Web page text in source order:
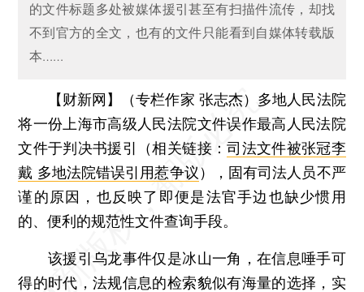
的文件标题多处被媒体援引甚至有扫描件流传，却找
不到官方的全文，也有的文件只能看到自媒体转载版
本……
【财新网】（专栏作家 张志杰） 多地人民法院
将一份上海市高级人民法院文件误作最高人民法院
文件于判决书援引（相关链接：司法文件被张冠李
戴 多地法院错误引用惹争议 ），固有司法人员不严
谨的原因，也反映了即便是法官手边也缺少惯用
的、便利的规范性文件查询手段。
该援引乌龙事件仅是冰山一角，在信息唾手可
得的时代，法规信息的检索貌似有海量的选择，实